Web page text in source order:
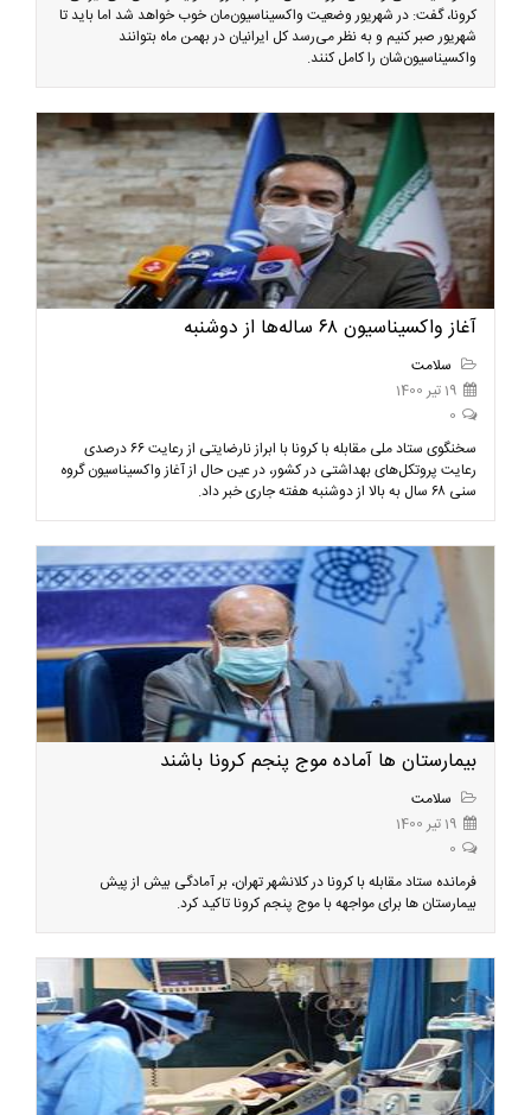
کرونا، گفت: در شهریور وضعیت واکسیناسیون‌مان خوب خواهد شد اما باید تا
شهریور صبر کنیم و به نظر می‌رسد کل ایرانیان در بهمن ماه بتوانند
واکسیناسیون‌شان را کامل کنند.
آغاز واکسیناسیون ۶۸ ساله‌ها از دوشنبه
سلامت
19 تیر 1400
0
سخنگوی ستاد ملی مقابله با کرونا با ابراز نارضایتی از رعایت ۶۶ درصدی
رعایت‌ پروتکل‌های بهداشتی در کشور، در عین حال از آغاز واکسیناسیون گروه
سنی ۶۸ سال به بالا از دوشنبه هفته جاری خبر داد.
بیمارستان ها آماده موج پنجم کرونا باشند
سلامت
19 تیر 1400
0
فرمانده ستاد مقابله با کرونا در کلانشهر تهران، بر آمادگی بیش از پیش
بیمارستان ها برای مواجهه با موج پنجم کرونا تاکید کرد.